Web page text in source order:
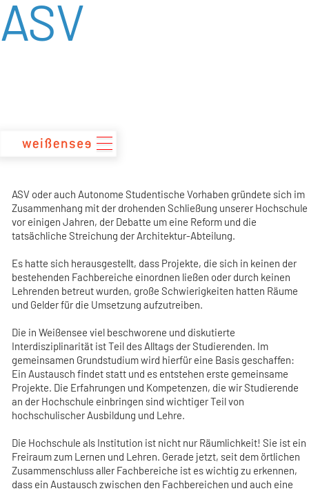
zum
Inhalt
ASV
ASV oder auch Autonome Studentische Vorhaben gründete sich im
Zusammenhang mit der drohenden Schließung unserer Hochschule
vor einigen Jahren, der Debatte um eine Reform und die
tatsächliche Streichung der Architektur-Abteilung.
Es hatte sich herausgestellt, dass Projekte, die sich in keinen der
bestehenden Fachbereiche einordnen ließen oder durch keinen
Lehrenden betreut wurden, große Schwierigkeiten hatten Räume
und Gelder für die Umsetzung aufzutreiben.
Die in Weißensee viel beschworene und diskutierte
Interdisziplinarität ist Teil des Alltags der Studierenden. Im
gemeinsamen Grundstudium wird hierfür eine Basis geschaffen:
Ein Austausch findet statt und es entstehen erste gemeinsame
Projekte. Die Erfahrungen und Kompetenzen, die wir Studierende
an der Hochschule einbringen sind wichtiger Teil von
hochschulischer Ausbildung und Lehre.
Die Hochschule als Institution ist nicht nur Räumlichkeit! Sie ist ein
Freiraum zum Lernen und Lehren. Gerade jetzt, seit dem örtlichen
Zusammenschluss aller Fachbereiche ist es wichtig zu erkennen,
dass ein Austausch zwischen den Fachbereichen und auch eine